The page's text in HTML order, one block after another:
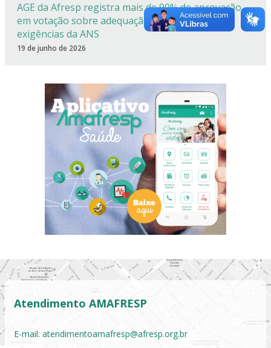
AGE da Afresp registra mais de 90% de aprovação
em votação sobre adequação estatutária às
exigências da ANS
19 de junho de 2026
Atendimento AMAFRESP
E-mail: atendimentoamafresp@afresp.org.br